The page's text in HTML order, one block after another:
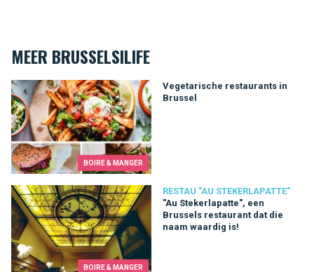
MEER BRUSSELSILIFE
BOIRE & MANGER
Vegetarische restaurants in
Brussel
Vegetarische restaurants in Brussel
BOIRE & MANGER
RESTAU "AU STEKERLAPATTE"
"Au Stekerlapatte", een
Brussels restaurant dat die
naam waardig is!
"Au Stekerlapatte", een Brussels restaurant dat die naam